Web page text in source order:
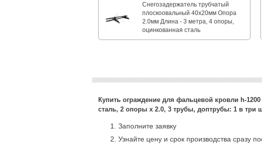
Снегозадержатель трубчатый
плоскоовальный 40х20мм Опора
2.0мм Длина - 3 метра, 4 опоры,
оцинкованная сталь
Купить ограждение для фальцевой кровли h-
сталь, 2 опоры х 2.0, 3 трубы, доптрубы: 1 в три
Заполните заявку
Узнайте цену и срок производства сразу